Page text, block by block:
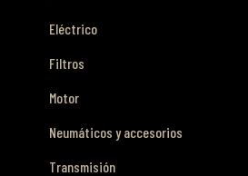
Eléctrico
Filtros
Motor
Neumáticos y accesorios
Transmisión